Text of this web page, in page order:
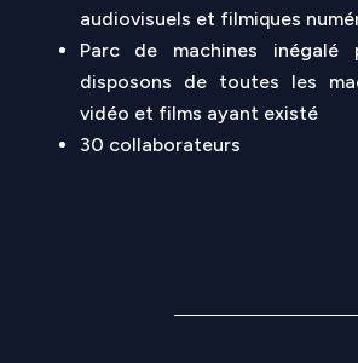
audiovisuels et filmiques
Parc de machines inégalé
disposons de toutes les
vidéo et films ayant existé
30 collaborateurs